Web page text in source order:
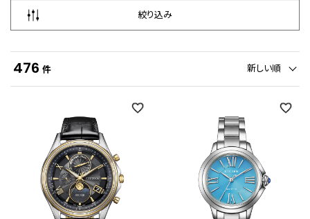
絞り込み
476 件 新しい順